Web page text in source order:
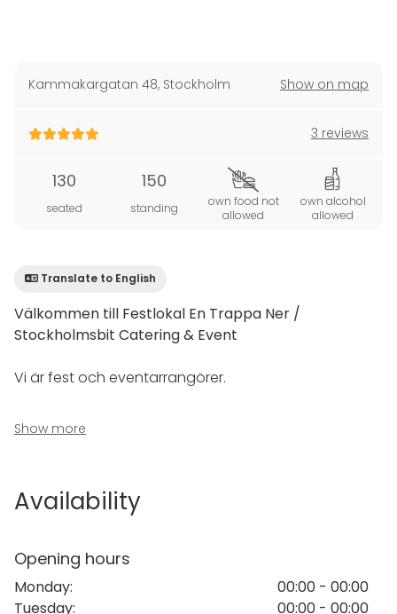
Kammakargatan 48, Stockholm Show on map
3 reviews
130
seated
150
standing
own food not
allowed
own alcohol
allowed
Translate to English
Välkommen till Festlokal En Trappa Ner /
Stockholmsbit Catering & Event
Vi är fest och eventarrangörer.
Vi finns här för dig som behöver hjälp med allt från
catering, festlokal och underhållning.
visning tar vi er med genom varje detalj på plats.
önskemål och behov.
Vi strävar efter att göra varje tillställning unik och
anpassad efter just er vision om den bästa festen.
Show more
Availability
Opening hours
Monday:
00:00 - 00:00
Tuesday:
00:00 - 00:00